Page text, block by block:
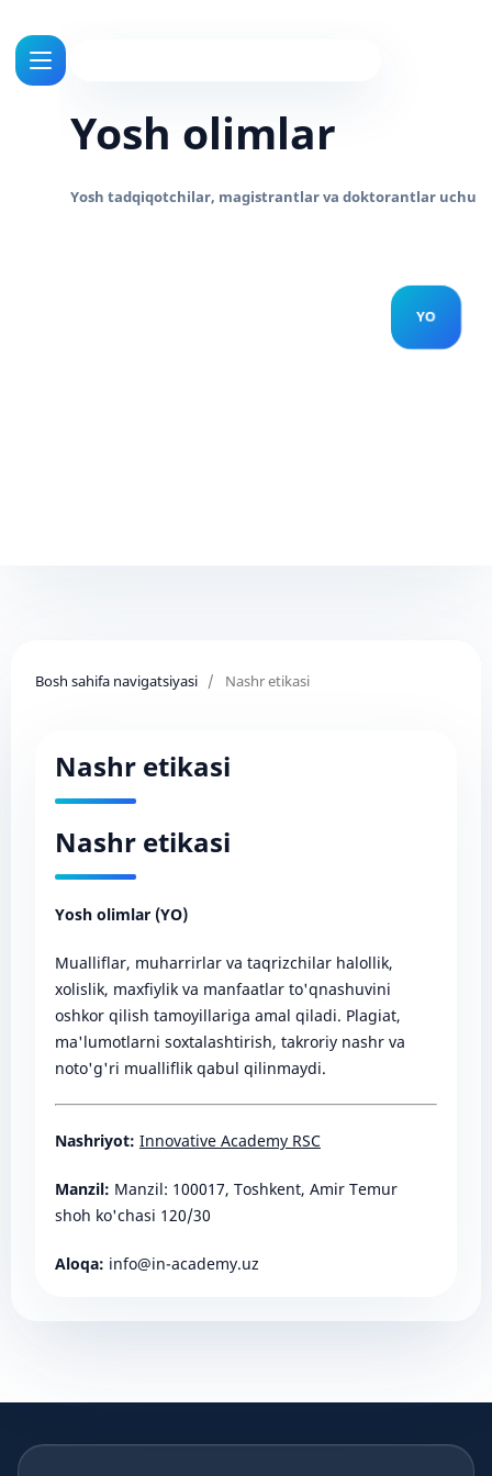
Yosh olimlar
Bosh sahifa navigatsiyasi / Nashr etikasi
Nashr etikasi
Nashr etikasi
Yosh olimlar (YO)
Mualliflar, muharrirlar va taqrizchilar halollik,
xolislik, maxfiylik va manfaatlar to'qnashuvini
oshkor qilish tamoyillariga amal qiladi. Plagiat,
ma'lumotlarni soxtalashtirish, takroriy nashr va
noto'g'ri mualliflik qabul qilinmaydi.
Nashriyot: Innovative Academy RSC
Manzil: Manzil: 100017, Toshkent, Amir Temur
shoh ko'chasi 120/30
Aloqa: info@in-academy.uz